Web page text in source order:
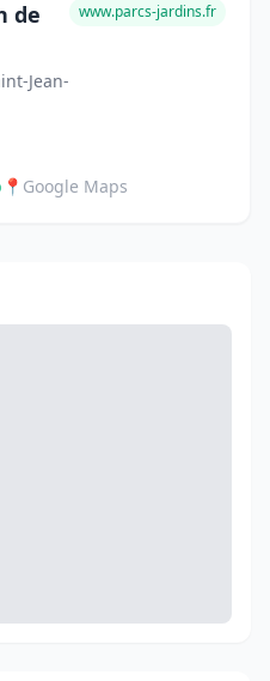
de
Jean-
www.parcs-jardins.fr
📍 Google Maps